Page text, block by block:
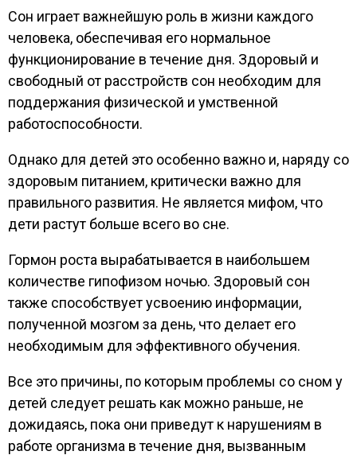
Сон играет важнейшую роль в жизни каждого
человека, обеспечивая его нормальное
функционирование в течение дня. Здоровый и
свободный от расстройств сон необходим для
поддержания физической и умственной
работоспособности.
Однако для детей это особенно важно и, наряду со
здоровым питанием, критически важно для
правильного развития. Не является мифом, что
дети растут больше всего во сне.
Гормон роста вырабатывается в наибольшем
количестве гипофизом ночью. Здоровый сон
также способствует усвоению информации,
полученной мозгом за день, что делает его
необходимым для эффективного обучения.
Все это причины, по которым проблемы со сном у
детей следует решать как можно раньше, не
дожидаясь, пока они приведут к нарушениям в
работе организма в течение дня, вызванным